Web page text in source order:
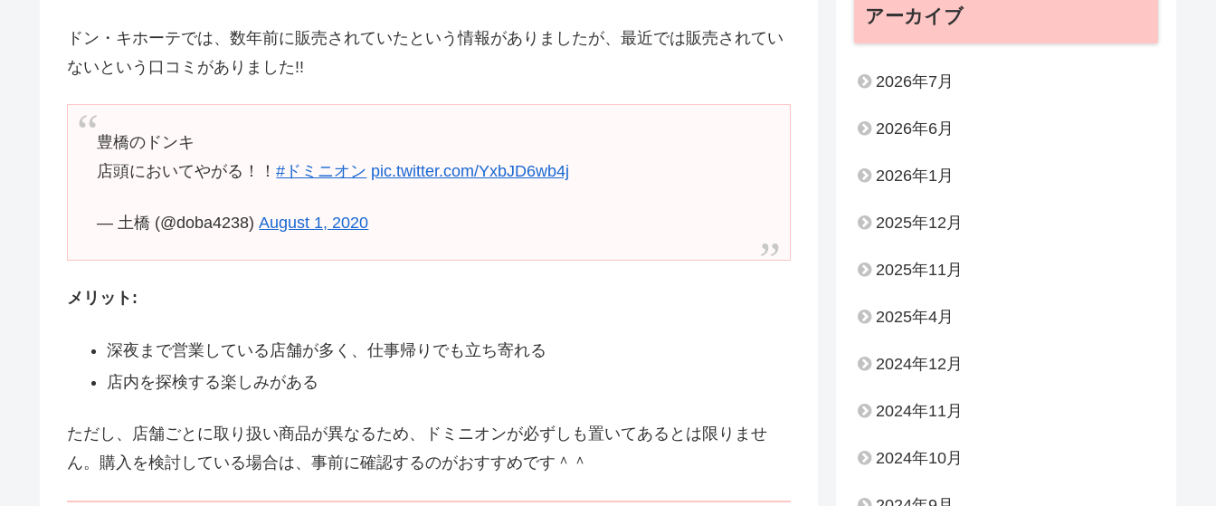
ドン・キホーテでは、数年前に販売されていたという情報がありましたが、最近では販売されてい
ないという口コミがありました!!
豊橋のドンキ
店頭においてやがる！！#ドミニオン pic.twitter.com/YxbJD6wb4j
— 土橋 (@doba4238)August 1, 2020
メリット:
深夜まで営業している店舗が多く、仕事帰りでも立ち寄れる
店内を探検する楽しみがある
ただし、店舗ごとに取り扱い商品が異なるため、ドミニオンが必ずしも置いてあるとは限りませ
ん。購入を検討している場合は、事前に確認するのがおすすめです＾＾
アーカイブ
2026年7月
2026年6月
2026年1月
2025年12月
2025年11月
2025年4月
2024年12月
2024年11月
2024年10月